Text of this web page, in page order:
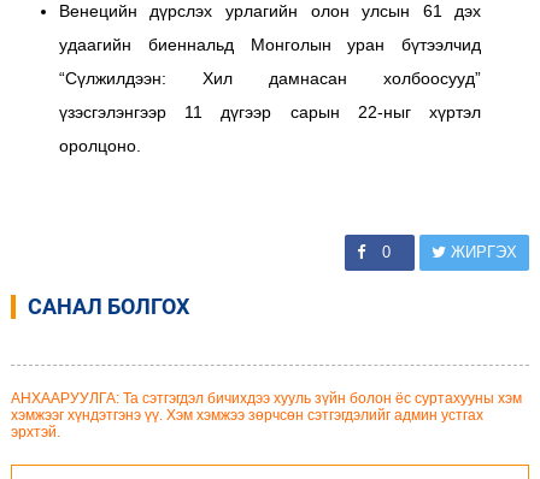
Венецийн дүрслэх урлагийн олон улсын 61 дэх
удаагийн биеннальд Монголын уран бүтээлчид
“Сүлжилдээн: Хил дамнасан холбоосууд”
үзэсгэлэнгээр 11 дүгээр сарын 22-ныг хүртэл
оролцоно.
0 ЖИРГЭХ
САНАЛ БОЛГОХ
АНХААРУУЛГА: Та сэтгэгдэл бичихдээ хууль зүйн болон ёс суртахууны хэм
хэмжээг хүндэтгэнэ үү. Хэм хэмжээ зөрчсөн сэтгэгдэлийг админ устгах
эрхтэй.